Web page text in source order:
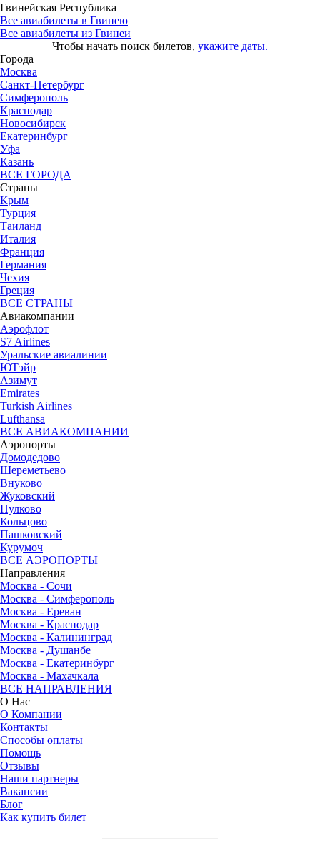
Гвинейская Республика
Все авиабилеты в Гвинею
Все авиабилеты из Гвинеи
Чтобы начать поиск билетов, укажите даты.
Города
Москва
Санкт-Петербург
Симферополь
Краснодар
Новосибирск
Екатеринбург
Уфа
Казань
ВСЕ ГОРОДА
Страны
Крым
Турция
Таиланд
Италия
Франция
Германия
Чехия
Греция
ВСЕ СТРАНЫ
Авиакомпании
Аэрофлот
S7 Airlines
Уральские авиалинии
ЮТэйр
Азимут
Emirates
Turkish Airlines
Lufthansa
ВСЕ АВИАКОМПАНИИ
Аэропорты
Домодедово
Шереметьево
Внуково
Жуковский
Пулково
Кольцово
Пашковский
Курумоч
ВСЕ АЭРОПОРТЫ
Направления
Москва - Сочи
Москва - Симферополь
Москва - Ереван
Москва - Краснодар
Москва - Калининград
Москва - Душанбе
Москва - Екатеринбург
Москва - Махачкала
ВСЕ НАПРАВЛЕНИЯ
О Нас
О Компании
Контакты
Способы оплаты
Помощь
Отзывы
Наши партнеры
Вакансии
Блог
Как купить билет